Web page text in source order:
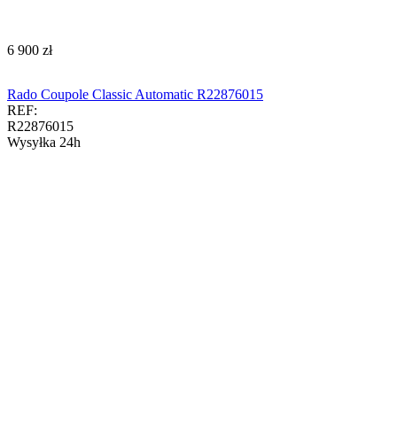
‍6 900‍ zł
Rado Coupole Classic Automatic R22876015
REF:
R22876015
Wysyłka 24h